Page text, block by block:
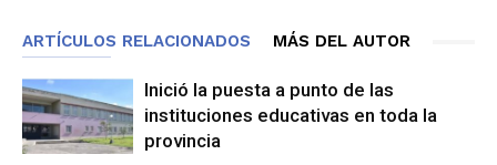
ARTÍCULOS RELACIONADOS MÁS DEL AUTOR
Inició la puesta a punto de las
instituciones educativas en toda la
provincia